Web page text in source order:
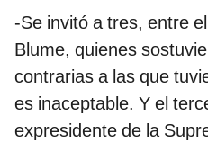
-Se invitó a tres, entre
Blume, quienes
contrarias a las que
es inaceptable. Y el
expresidente de la